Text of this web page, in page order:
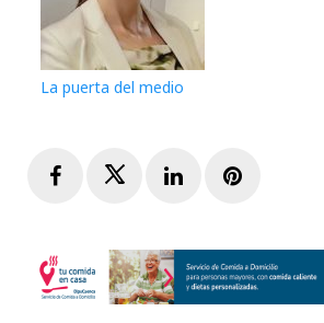
La puerta del medio
FacebookTwitterLinkedInPinterest